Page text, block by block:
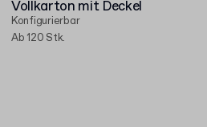
Vollkarton mit Deckel
Konfigurierbar
Ab 120 Stk.